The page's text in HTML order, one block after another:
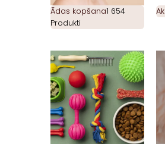
Ādas kopšana1 654
Produkti